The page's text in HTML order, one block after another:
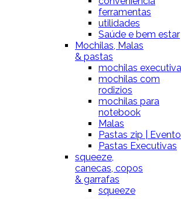
ferramentas
utilidades
Saúde e bem estar
Mochilas, Malas
& pastas
mochilas
mochilas com
rodizios
mochilas para
notebook
Malas
Pastas zip |
Pastas Executivas
squeeze,
canecas, copos
& garrafas
squeeze